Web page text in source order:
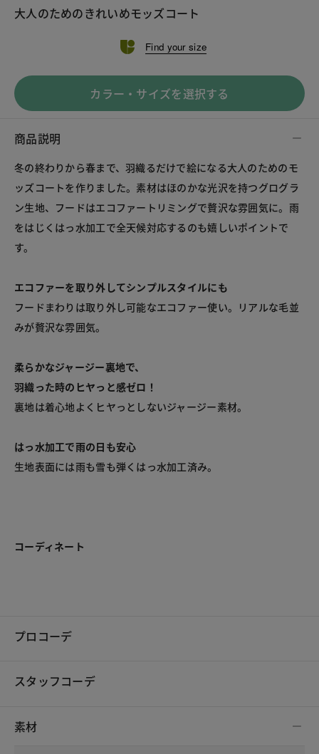
大人のためのきれいめモッズコート
Find your size
カラー・サイズを選択する
商品説明
冬の終わりから春まで、羽織るだけで絵になる大人のためのモ
ッズコートを作りました。素材はほのかな光沢を持つグログラ
ン生地、フードはエコファートリミングで贅沢な雰囲気に。雨
をはじくはっ水加工で全天候対応するのも嬉しいポイントで
す。
エコファーを取り外してシンプルスタイルにも
フードまわりは取り外し可能なエコファー使い。リアルな毛並
みが贅沢な雰囲気。
柔らかなジャージー裏地で、
羽織った時のヒヤっと感ゼロ！
裏地は着心地よくヒヤっとしないジャージー素材。
はっ水加工で雨の日も安心
生地表面には雨も雪も弾くはっ水加工済み。
コーディネート
プロコーデ
スタッフコーデ
素材
LINE X メール